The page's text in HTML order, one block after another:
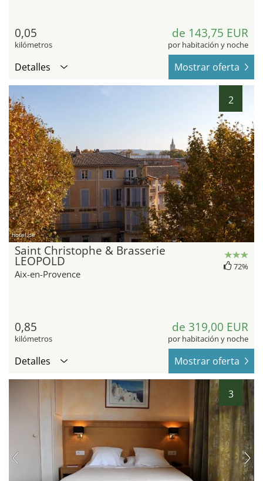
0,05
kilómetros
de 143,75 EUR
por habitación y noche
Detalles Mostrar oferta
2
hotel.de
Saint Christophe & Brasserie
LEOPOLD
Aix-en-Provence
72%
0,85
kilómetros
de 319,00 EUR
por habitación y noche
Detalles Mostrar oferta
3